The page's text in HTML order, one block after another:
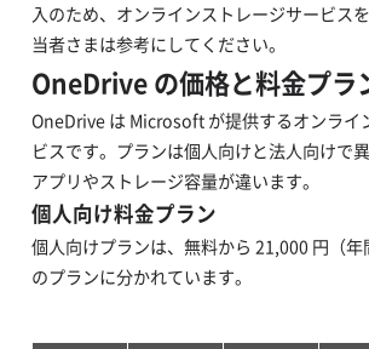
入のため、オンラインストレージサービス
当者さまは参考にしてください。
OneDrive の価格と料金プラ
OneDrive は Microsoft が提供するオンライ
ビスです。プランは個人向けと法人向けで
アプリやストレージ容量が違います。
個人向け料金プラン
個人向けプランは、無料から 21,000 円（年
のプランに分かれています。